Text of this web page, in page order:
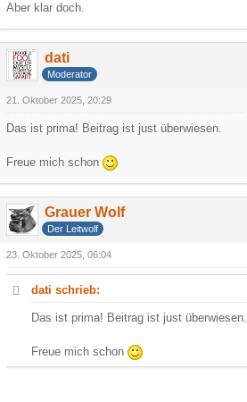
Aber klar doch.
dati
Moderator
21. Oktober 2025, 20:29
Das ist prima! Beitrag ist just überwiesen.
Freue mich schon
Grauer Wolf
Der Leitwolf
23. Oktober 2025, 06:04
dati schrieb:
Das ist prima! Beitrag ist just überwiesen.
Freue mich schon